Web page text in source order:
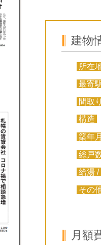
建物
所在
最寄
間取
構造
築年
総戸
給湯
その
月額